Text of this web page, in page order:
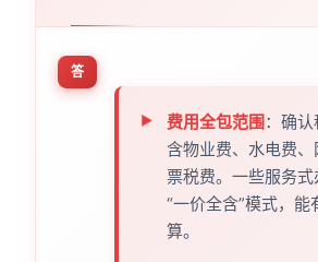
答
费用全包范围 ：确
含物业费、水电费
票税费。一些服务式
“一价全含”模式，能
算。